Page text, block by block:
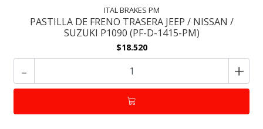
ITAL BRAKES PM
PASTILLA DE FRENO TRASERA JEEP / NISSAN /
SUZUKI P1090 (PF-D-1415-PM)
$18.520
- +